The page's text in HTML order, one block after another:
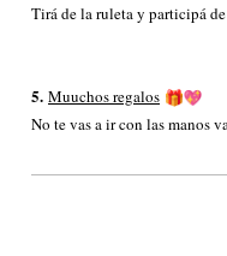
Tirá de la ruleta y participá
5. Muuchos regalos
No te vas a ir con las manos